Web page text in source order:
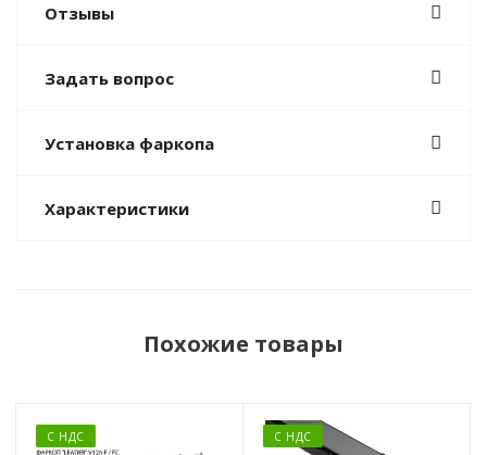
Отзывы
Задать вопрос
Установка фаркопа
Характеристики
Похожие товары
С НДС С НДС